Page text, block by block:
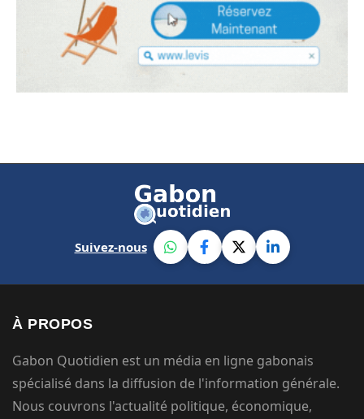
Suivez-nous
À PROPOS
Gabon Quotidien est un média en ligne gabonais
spécialisé dans la diffusion de l'information générale.
Nous couvrons l'actualité politique, économique,